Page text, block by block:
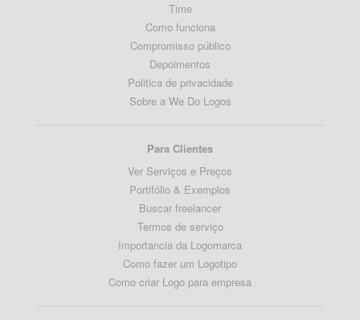
Time
Como funciona
Compromisso público
Depoimentos
Politica de privacidade
Sobre a We Do Logos
Para Clientes
Ver Serviços e Preços
Portifólio & Exemplos
Buscar freelancer
Termos de serviço
Importancia da Logomarca
Como fazer um Logotipo
Como criar Logo para empresa